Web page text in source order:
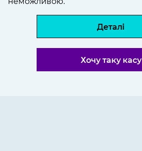
Деталі
Хочу таку касу